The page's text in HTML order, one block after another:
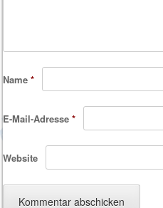
Name*
E-Mail-Adresse*
Website